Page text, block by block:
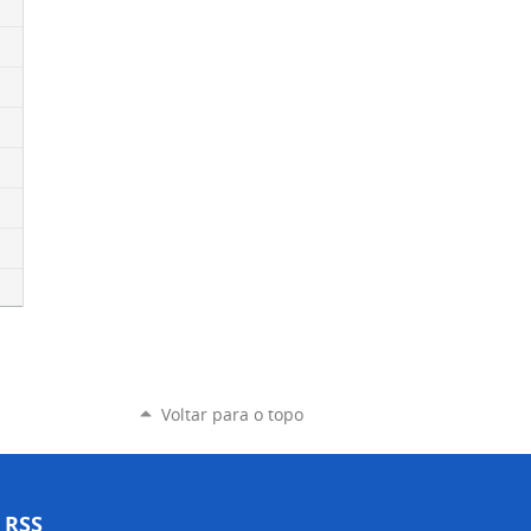
Voltar para o topo
RSS